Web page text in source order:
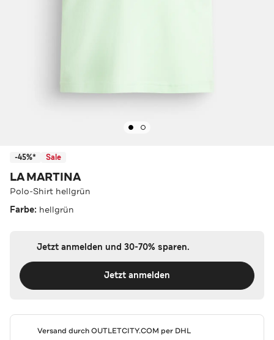
-45%* Sale
LA MARTINA
Polo-Shirt hellgrün
Farbe: hellgrün
Jetzt anmelden und 30-70% sparen.
Jetzt anmelden
Versand durchOUTLETCITY.COM per DHL